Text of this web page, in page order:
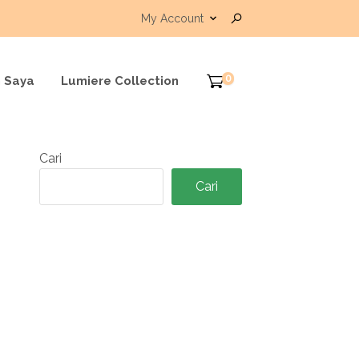
My Account
Saya Lumiere Collection 0
Cari
Cari